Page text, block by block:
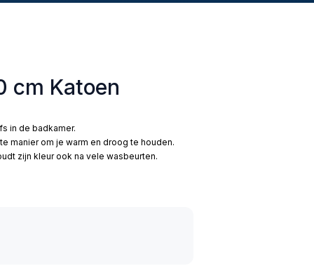
cm Katoen
in de badkamer.
manier om je warm en droog te houden.
zijn kleur ook na vele wasbeurten.